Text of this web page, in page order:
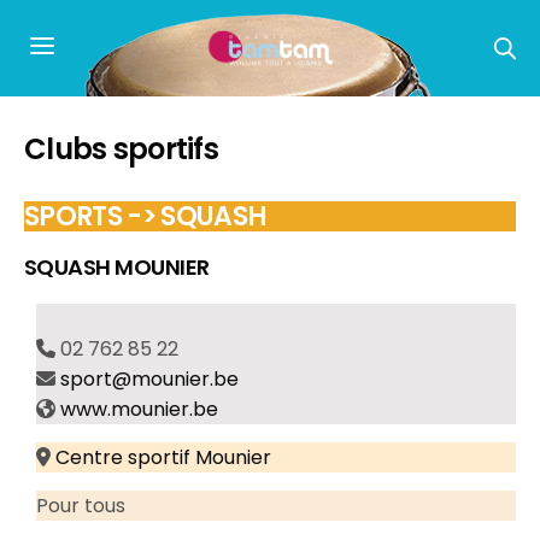
Clubs sportifs
SPORTS -> SQUASH
SQUASH MOUNIER
02 762 85 22
sport@mounier.be
www.mounier.be
Centre sportif Mounier
Pour tous